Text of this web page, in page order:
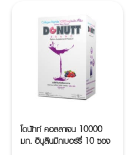
โดนัทท์ คอลลาเจน 10000
มก. อินูลินมิกเบอร์รี่ 10 ซอง